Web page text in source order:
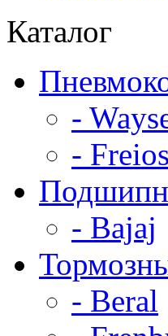
Каталог
-
-
- Bajaj
- Beral